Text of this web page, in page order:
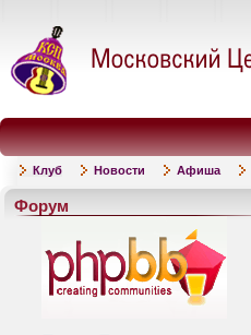
Клуб Новости Афиша
Форум